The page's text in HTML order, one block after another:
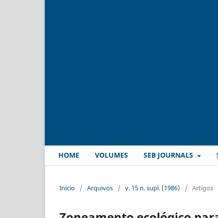
HOME VOLUMES SEB JOURNALS
Início / Arquivos / v. 15 n. supl. (1986) / Artigos